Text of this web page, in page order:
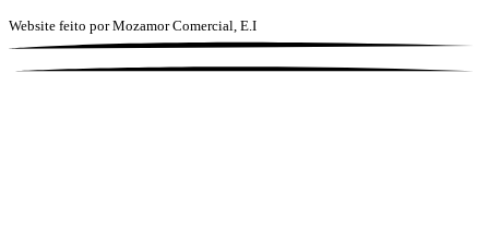
Website feito porMozamor Comercial, E.I